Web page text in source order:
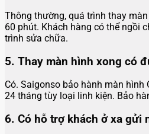
Thông thường, quá trình thay
60 phút. Khách hàng có thể ngồi
trình sửa chữa.
5. Thay màn hình xong có
Có. Saigonso bảo hành màn hình
24 tháng tùy loại linh kiện. Bảo
6. Có hỗ trợ khách ở xa gửi